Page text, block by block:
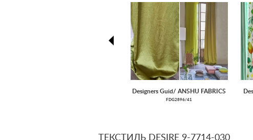
Designers Guid/ ANSHU FABRICS
FDG2896/41
ТЕКСТИЛЬ DESIRE 9-7714-030